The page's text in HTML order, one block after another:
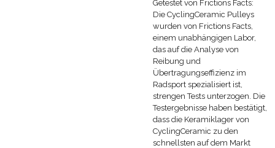
Getestet von Frictions Facts:
Die CyclingCeramic Pulleys
wurden von Frictions Facts,
einem unabhängigen Labor,
das auf die Analyse von
Reibung und
Übertragungseffizienz im
Radsport spezialisiert ist,
strengen Tests unterzogen. Die
Testergebnisse haben bestätigt,
dass die Keramiklager von
CyclingCeramic zu den
schnellsten auf dem Markt